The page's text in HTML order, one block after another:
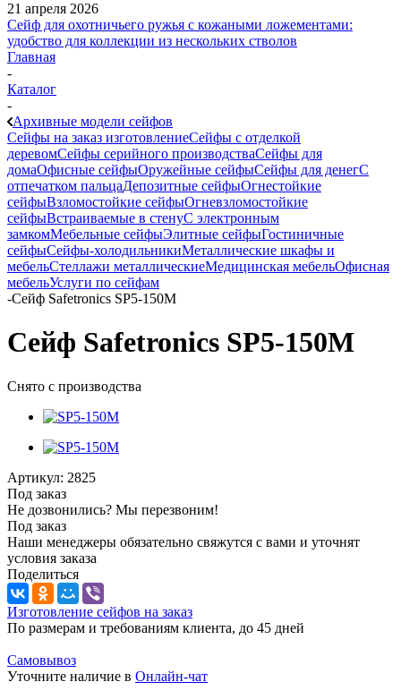
21 апреля 2026
Сейф для охотничьего ружья с кожаными ложементами:
удобство для коллекции из нескольких стволов
Главная
-
Каталог
-
Архивные модели сейфов
Сейфы на заказ изготовлениеСейфы с отделкой
деревомСейфы серийного производстваСейфы для
домаОфисные сейфыОружейные сейфыСейфы для денегС
отпечатком пальцаДепозитные сейфыОгнестойкие
сейфыВзломостойкие сейфыОгневзломостойкие
сейфыВстраиваемые в стенуС электронным
замкомМебельные сейфыЭлитные сейфыГостиничные
сейфыСейфы-холодильникиМеталлические шкафы и
мебельСтеллажи металлическиеМедицинская мебельОфисная
мебельУслуги по сейфам
-Сейф Safetronics SP5-150M
Сейф Safetronics SP5-150M
Снято с производства
Артикул: 2825
Под заказ
Не дозвонились? Мы перезвоним!
Под заказ
Наши менеджеры обязательно свяжутся с вами и уточнят
условия заказа
Поделиться
Изготовление сейфов на заказ
По размерам и требованиям клиента, до 45 дней
Самовывоз
Уточните наличие в Онлайн-чат